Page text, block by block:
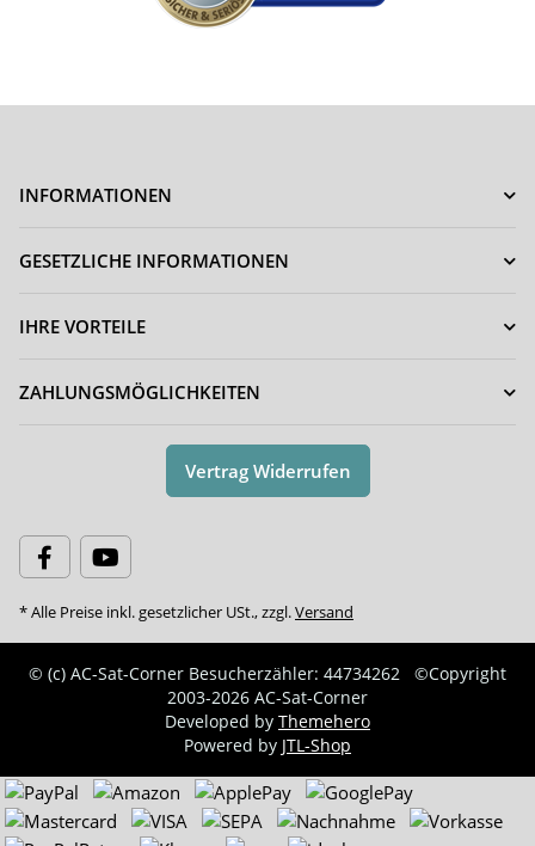
INFORMATIONEN
GESETZLICHE INFORMATIONEN
IHRE VORTEILE
ZAHLUNGSMÖGLICHKEITEN
Vertrag Widerrufen
* Alle Preise inkl. gesetzlicher USt., zzgl.Versand
© (c) AC-Sat-Corner Besucherzähler: 44734262
©Copyright
2003-2026 AC-Sat-Corner
Developed by Themehero
Powered by JTL-Shop